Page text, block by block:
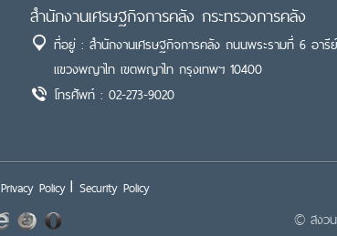
สำนักงานเศรษฐกิจการคลัง กระทรวงการคลัง
ที่อยู่ : สำนักงานเศรษฐกิจการคลัง ถนนพระรามที่ 6 อา
แขวงพญาไท เขตพญาไท กรุงเทพฯ 10400
โทรศัพท์ : 02-273-9020
Privacy Policy Security Policy
© สงวน